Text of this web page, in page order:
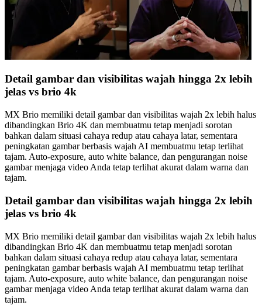
Detail gambar dan visibilitas wajah hingga 2x lebih
jelas vs brio 4k
MX Brio memiliki detail gambar dan visibilitas wajah 2x lebih halus
dibandingkan Brio 4K dan membuatmu tetap menjadi sorotan
bahkan dalam situasi cahaya redup atau cahaya latar, sementara
peningkatan gambar berbasis wajah AI membuatmu tetap terlihat
tajam. Auto-exposure, auto white balance, dan pengurangan noise
gambar menjaga video Anda tetap terlihat akurat dalam warna dan
tajam.
Detail gambar dan visibilitas wajah hingga 2x lebih
jelas vs brio 4k
MX Brio memiliki detail gambar dan visibilitas wajah 2x lebih halus
dibandingkan Brio 4K dan membuatmu tetap menjadi sorotan
bahkan dalam situasi cahaya redup atau cahaya latar, sementara
peningkatan gambar berbasis wajah AI membuatmu tetap terlihat
tajam. Auto-exposure, auto white balance, dan pengurangan noise
gambar menjaga video Anda tetap terlihat akurat dalam warna dan
tajam.